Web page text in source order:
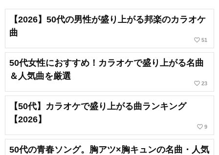
【2026】50代の男性が盛り上がる邦楽のカラオケ
曲
favorite_border 51
50代女性におすすめ！カラオケで盛り上がる名曲
＆人気曲を厳選
favorite_border 23
【50代】カラオケで盛り上がる曲ランキング
【2026】
favorite_border 9
50代の青春ソング。胸アツ×胸キュンの名曲・人気